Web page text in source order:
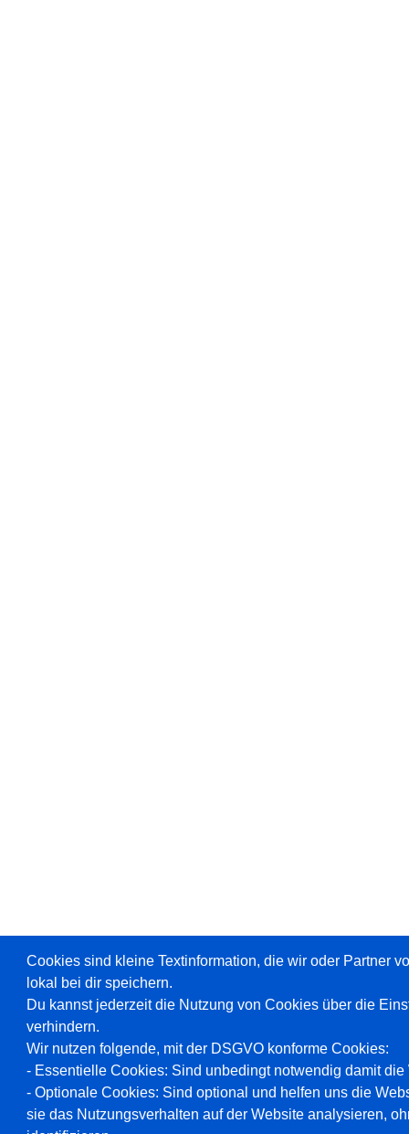
Cookies sind kleine Textinformation, die wir oder Partner
lokal bei dir speichern.
Du kannst jederzeit die Nutzung von Cookies über die
verhindern.
Wir nutzen folgende, mit der DSGVO konforme Cookies:
- Essentielle Cookies: Sind unbedingt notwendig damit
- Optionale Cookies: Sind optional und helfen uns die
sie das Nutzungsverhalten auf der Website analysieren,